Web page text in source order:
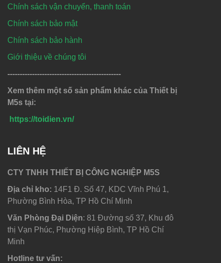
Chính sách vận chuyển, thanh toán
Chính sách bảo mật
Chính sách bảo hành
Giới thiệu về chúng tôi
----------------------------------------------
Xem thêm một số sản phẩm khác của Thiết bị
M5s tại:
https://toidien.vn/
LIÊN HỆ
CTY TNHH THIẾT BỊ CÔNG NGHIỆP M5S
Địa chỉ kho: 14F1 Đ. Số 47, KDC Vĩnh Phú 1,
Phường Bình Hòa, TP Hồ Chí Minh
Văn Phòng Đại Diện: 81 Đường số 37, Khu đô
thị Vạn Phúc, Phường Hiệp Bình, TP Hồ Chí
Minh
Hotline tư vấn: